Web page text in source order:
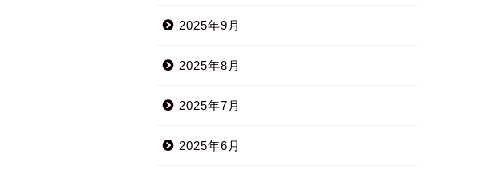
2025年9月
2025年8月
2025年7月
2025年6月